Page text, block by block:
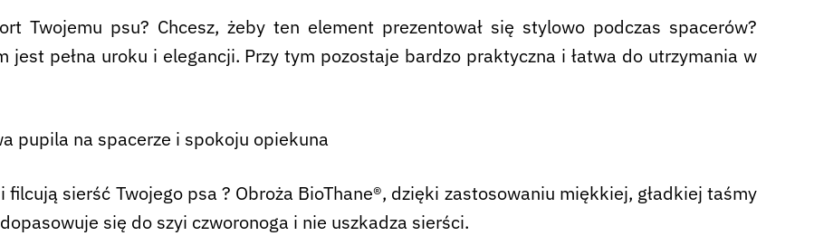
Twojemu psu? Chcesz, żeby ten element prezentował się stylowo podczas spacerów?
jest pełna uroku i elegancji. Przy tym pozostaje bardzo praktyczna i łatwa do utrzymania w
pupila na spacerze i spokoju opiekuna
sierść Twojego psa ? Obroża BioThane®, dzięki zastosowaniu miękkiej, gładkiej taśmy
się do szyi czworonoga i nie uszkadza sierści.